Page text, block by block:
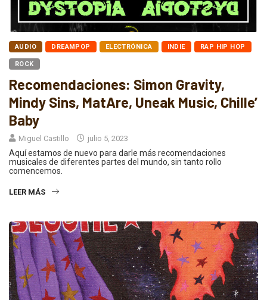
AUDIO DREAMPOP ELECTRÓNICA INDIE RAP HIP HOP
ROCK
Recomendaciones: Simon Gravity,
Mindy Sins, MatAre, Uneak Music, Chille’
Baby
Miguel Castillo julio 5, 2023
Aquí estamos de nuevo para darle más recomendaciones
musicales de diferentes partes del mundo, sin tanto rollo
comencemos.
LEER MÁS